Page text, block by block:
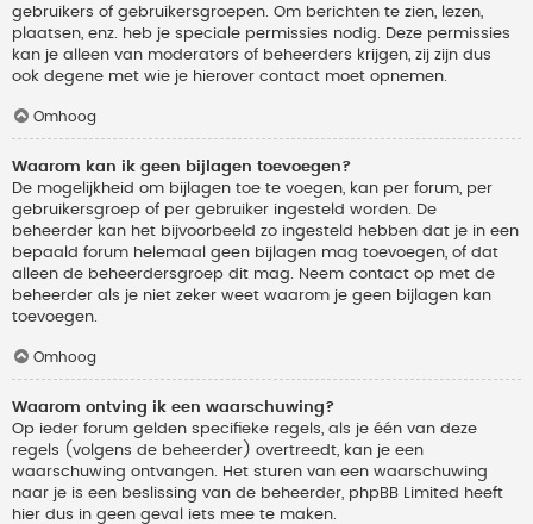
gebruikers of gebruikersgroepen. Om berichten te zien, lezen,
plaatsen, enz. heb je speciale permissies nodig. Deze permissies
kan je alleen van moderators of beheerders krijgen, zij zijn dus
ook degene met wie je hierover contact moet opnemen.
Omhoog
Waarom kan ik geen bijlagen toevoegen?
De mogelijkheid om bijlagen toe te voegen, kan per forum, per
gebruikersgroep of per gebruiker ingesteld worden. De
beheerder kan het bijvoorbeeld zo ingesteld hebben dat je in een
bepaald forum helemaal geen bijlagen mag toevoegen, of dat
alleen de beheerdersgroep dit mag. Neem contact op met de
beheerder als je niet zeker weet waarom je geen bijlagen kan
toevoegen.
Omhoog
Waarom ontving ik een waarschuwing?
Op ieder forum gelden specifieke regels, als je één van deze
regels (volgens de beheerder) overtreedt, kan je een
waarschuwing ontvangen. Het sturen van een waarschuwing
naar je is een beslissing van de beheerder, phpBB Limited heeft
hier dus in geen geval iets mee te maken.